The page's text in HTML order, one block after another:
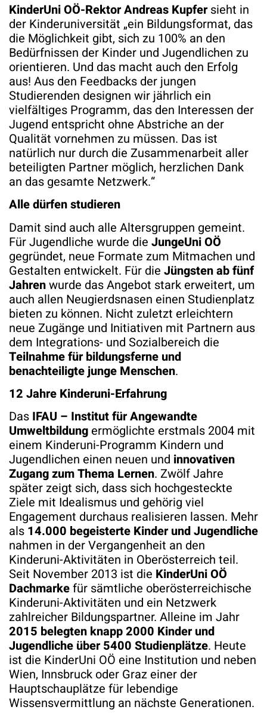
KinderUni OÖ-Rektor Andreas Kupfersieht in
der Kinderuniversität „ein Bildungsformat, das
die Möglichkeit gibt, sich zu 100% an den
Bedürfnissen der Kinder und Jugendlichen zu
orientieren. Und das macht auch den Erfolg
aus! Aus den Feedbacks der jungen
Studierenden designen wir jährlich ein
vielfältiges Programm, das den Interessen der
Jugend entspricht ohne Abstriche an der
Qualität vornehmen zu müssen. Das ist
natürlich nur durch die Zusammenarbeit aller
beteiligten Partner möglich, herzlichen Dank
an das gesamte Netzwerk.“
Alle dürfen studieren
Damit sind auch alle Altersgruppen gemeint.
Für Jugendliche wurde die JungeUni OÖ
gegründet, neue Formate zum Mitmachen und
Gestalten entwickelt. Für die Jüngsten ab fünf
Jahrenwurde das Angebot stark erweitert, um
auch allen Neugierdsnasen einen Studienplatz
bieten zu können. Nicht zuletzt erleichtern
neue Zugänge und Initiativen mit Partnern aus
dem Integrations- und Sozialbereich die
Teilnahme für bildungsferne und
benachteiligte junge Menschen.
12 Jahre Kinderuni-Erfahrung
Das IFAU – Institut für Angewandte
Umweltbildung ermöglichte erstmals 2004 mit
einem Kinderuni-Programm Kindern und
Jugendlichen einen neuen und innovativen
Zugang zum Thema Lernen. Zwölf Jahre
später zeigt sich, dass sich hochgesteckte
Ziele mit Idealismus und gehörig viel
Engagement durchaus realisieren lassen. Mehr
als 14.000 begeisterte Kinder und Jugendliche
nahmen in der Vergangenheit an den
Kinderuni-Aktivitäten in Oberösterreich teil.
Seit November 2013 ist die KinderUni OÖ
Dachmarkefür sämtliche oberösterreichische
Kinderuni-Aktivitäten und ein Netzwerk
zahlreicher Bildungspartner. Alleine im Jahr
2015 belegten knapp 2000 Kinder und
Jugendliche über 5400 Studienplätze. Heute
ist die KinderUni OÖ eine Institution und neben
Wien, Innsbruck oder Graz einer der
Hauptschauplätze für lebendige
Wissensvermittlung an nächste Generationen.